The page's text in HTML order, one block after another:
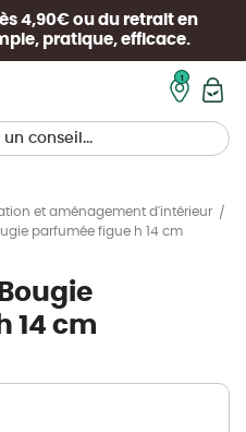
4,90€ ou du retrait en
pratique, efficace.
et aménagement d'intérieur
parfumée figue h 14 cm
Bougie
14 cm